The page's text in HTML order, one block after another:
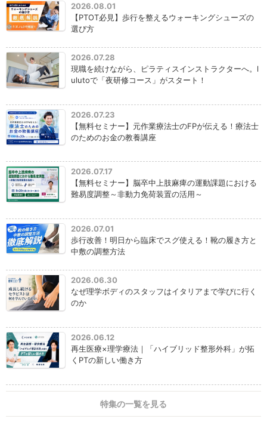
2026.08.01
【PTOT必見】歩行を整えるウォーキングシューズの
選び方
2026.07.28
現職を続けながら、ピラティスインストラクターへ。l
ulutoで「夜研修コース」がスタート！
2026.07.23
【無料セミナー】元作業療法士のFPが伝える！療法士
のためのお金の教養講座
2026.07.17
【無料セミナー】脳卒中上肢麻痺の運動課題における
難易度調整～非動力免荷装置の活用～
2026.07.01
歩行改善！明日から臨床でスグ使える！靴の履き方と
中敷の調整方法
2026.06.30
なぜ理学ボディのスタッフはイタリアまで学びに行く
のか
2026.06.12
再生医療×理学療法｜「ハイブリッド整形外科」が拓
くPTの新しい働き方
特集の一覧を見る